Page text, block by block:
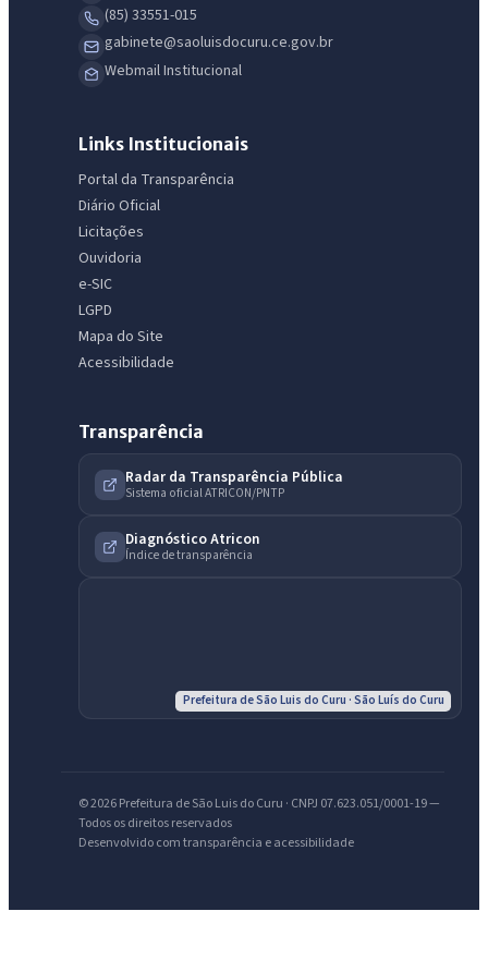
(85) 33551-015
gabinete@saoluisdocuru.ce.gov.br
Webmail Institucional
Links Institucionais
Portal da Transparência
Diário Oficial
Licitações
Ouvidoria
e-SIC
LGPD
Mapa do Site
Acessibilidade
Transparência
Radar da Transparência Pública
Sistema oficial ATRICON/PNTP
Diagnóstico Atricon
Índice de transparência
Prefeitura de São Luis do Curu · São Luís do Curu
© 2026 Prefeitura de São Luis do Curu · CNPJ 07.623.051/0001-19 —
Todos os direitos reservados
Desenvolvido com transparência e acessibilidade
Olá. Pergunte sobre serviços, notícias, legislação, Diário Oficial,